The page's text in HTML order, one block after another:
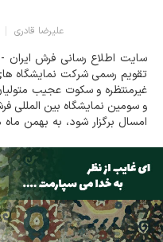
علیرضا قادری
سایت اطلاع رسانی فرش ایران -
تقویم رسمی شرکت نمایشگاه
غیرمنتظره و سکوت عجیب
و سومین نمایشگاه بین المللی
امسال برگزار شود، به بهمن